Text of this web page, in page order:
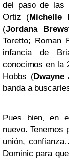
del paso de las
Ortiz (Michelle
(Jordana
Toretto; Roman
infancia de
conocimos en la
Hobbs (Dwayne
banda a
Pues bien, en
nuevo. Tenemos
unión,
Dominic para